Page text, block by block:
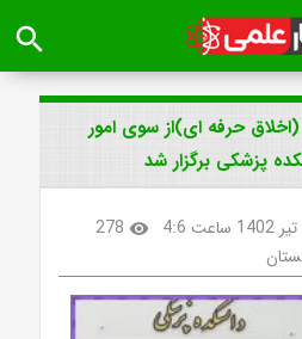
search
حرفه ای)از سوی امور
پزشکی برگزار شد
visibility
278